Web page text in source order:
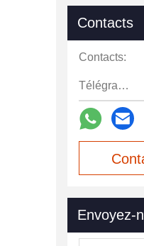
Contacts
Contacts:
Télégramme:
Envoyez-